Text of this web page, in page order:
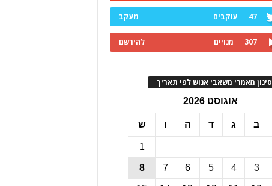
47 עוקבים מעקב
307 מנויים להירשם
סינון מאמרי משאבי אנוש לפי תאריך
אוגוסט 2026
ב ג ד ה ו ש
1
3
4
5
6
7
8